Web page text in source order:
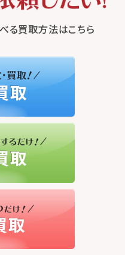
る買取方法はこちら